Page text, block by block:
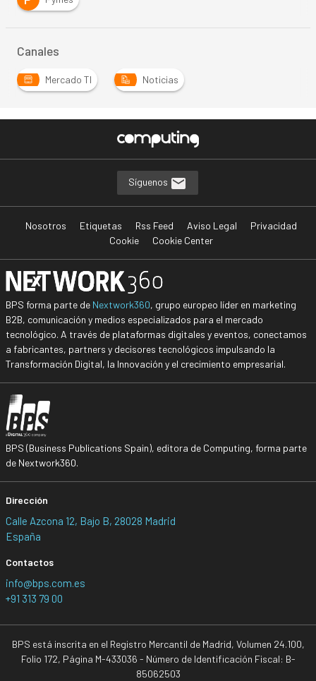
Canales
Mercado TI Noticias
Síguenos
Nosotros Etiquetas Rss Feed Aviso Legal
Privacidad
Cookie
Cookie Center
BPS forma parte de Nextwork360, grupo europeo líder en marketing
B2B, comunicación y medios especializados para el mercado
tecnológico. A través de plataformas digitales y eventos, conectamos
a fabricantes, partners y decisores tecnológicos impulsando la
Transformación Digital, la Innovación y el crecimiento empresarial.
BPS (Business Publications Spain), editora de Computing, forma parte
de Nextwork360.
Dirección
Calle Azcona 12, Bajo B, 28028 Madrid
España
Contactos
info@bps.com.es
+91 313 79 00
BPS está inscrita en el Registro Mercantil de Madrid, Volumen 24.100,
Folio 172, Página M-433036 - Número de Identificación Fiscal: B-
85062503